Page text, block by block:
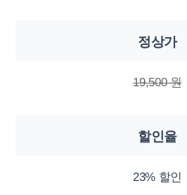
정상가
19,500 원
할인율
23% 할인